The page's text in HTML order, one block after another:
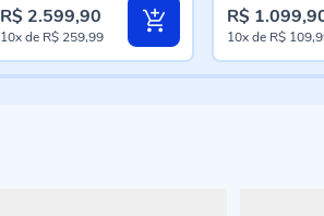
R$ 2.599,90
10xde R$ 259,99
R$
10xde R$